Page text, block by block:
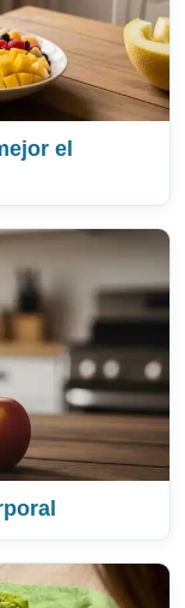
el